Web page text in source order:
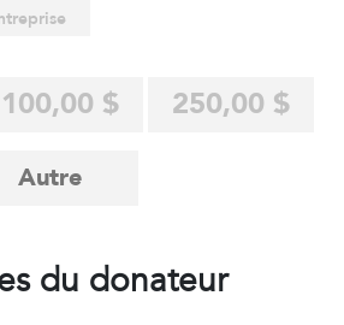
100,00 $
250,00 $
du donateur